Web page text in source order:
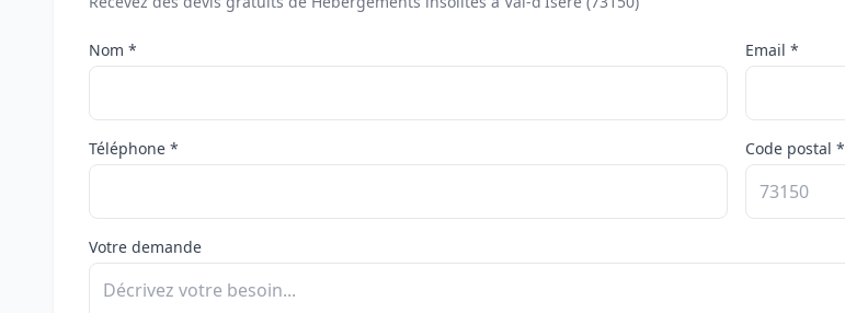
Nom * Email *
Téléphone * Code postal *
Votre demande